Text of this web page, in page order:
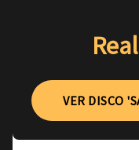
VER DISCO